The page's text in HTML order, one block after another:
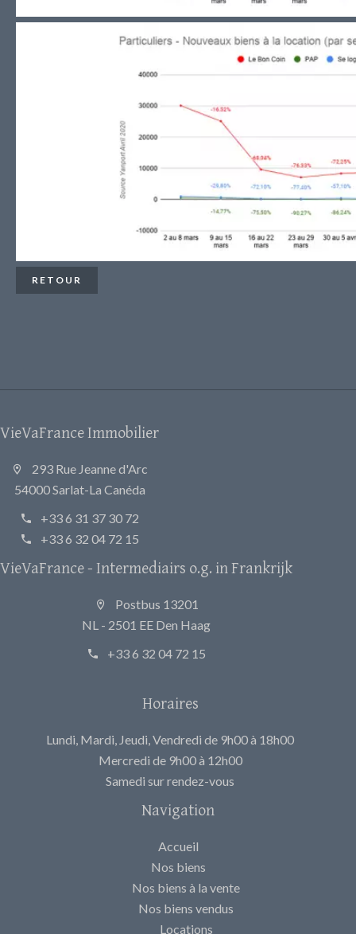
RETOUR
VieVaFrance Immobilier
293 Rue Jeanne d'Arc
54000 Sarlat-La Canéda
+33 6 31 37 30 72
+33 6 32 04 72 15
VieVaFrance - Intermediairs o.g. in Frankrijk
Postbus 13201
NL - 2501 EE Den Haag
+33 6 32 04 72 15
Horaires
Lundi, Mardi, Jeudi, Vendredi de 9h00 à 18h00
Mercredi de 9h00 à 12h00
Samedi sur rendez-vous
Navigation
Accueil
Nos biens
Nos biens à la vente
Nos biens vendus
Locations